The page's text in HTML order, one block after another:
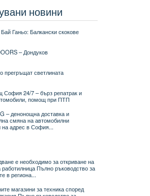
новини
Ганьо: Балкански скокове
– Дондуков
прегръщат светлината
24/7 – бърз репатрак и
помощ при ПТП
– денонощна доставка и
смяна на автомобилни
на адрес в София...
е необходимо за откриване на
Пълно ръководство за
в региона...
магазини за техника според